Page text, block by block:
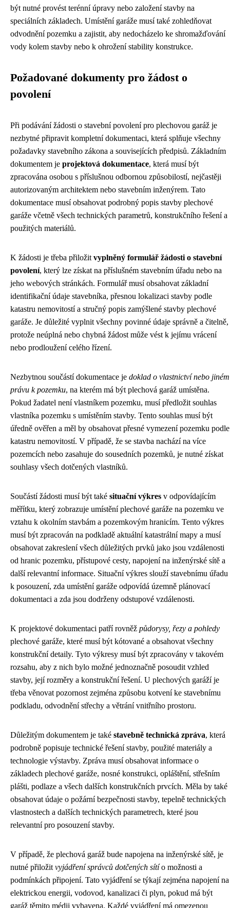
být nutné provést terénní úpravy nebo založení stavby na
speciálních základech. Umístění garáže musí také zohledňovat
odvodnění pozemku a zajistit, aby nedocházelo ke shromažďování
vody kolem stavby nebo k ohrožení stability konstrukce.
Požadované dokumenty pro žádost o
povolení
Při podávání žádosti o stavební povolení pro plechovou garáž je
nezbytné připravit kompletní dokumentaci, která splňuje všechny
požadavky stavebního zákona a souvisejících předpisů. Základním
dokumentem je projektová dokumentace, která musí být
zpracována osobou s příslušnou odbornou způsobilostí, nejčastěji
autorizovaným architektem nebo stavebním inženýrem. Tato
dokumentace musí obsahovat podrobný popis stavby plechové
garáže včetně všech technických parametrů, konstrukčního řešení a
použitých materiálů.
K žádosti je třeba přiložit vyplněný formulář žádosti o stavební
povolení, který lze získat na příslušném stavebním úřadu nebo na
jeho webových stránkách. Formulář musí obsahovat základní
identifikační údaje stavebníka, přesnou lokalizaci stavby podle
katastru nemovitostí a stručný popis zamýšlené stavby plechové
garáže. Je důležité vyplnit všechny povinné údaje správně a čitelně,
protože neúplná nebo chybná žádost může vést k jejímu vrácení
nebo prodloužení celého řízení.
Nezbytnou součástí dokumentace je doklad o vlastnictví nebo jiném
právu k pozemku, na kterém má být plechová garáž umístěna.
Pokud žadatel není vlastníkem pozemku, musí předložit souhlas
vlastníka pozemku s umístěním stavby. Tento souhlas musí být
úředně ověřen a měl by obsahovat přesné vymezení pozemku podle
katastru nemovitostí. V případě, že se stavba nachází na více
pozemcích nebo zasahuje do sousedních pozemků, je nutné získat
souhlasy všech dotčených vlastníků.
Součástí žádosti musí být také situační výkres v odpovídajícím
měřítku, který zobrazuje umístění plechové garáže na pozemku ve
vztahu k okolním stavbám a pozemkovým hranicím. Tento výkres
musí být zpracován na podkladě aktuální katastrální mapy a musí
obsahovat zakreslení všech důležitých prvků jako jsou vzdálenosti
od hranic pozemku, přístupové cesty, napojení na inženýrské sítě a
další relevantní informace. Situační výkres slouží stavebnímu úřadu
k posouzení, zda umístění garáže odpovídá územně plánovací
dokumentaci a zda jsou dodrženy odstupové vzdálenosti.
K projektové dokumentaci patří rovněž půdorysy, řezy a pohledy
plechové garáže, které musí být kótované a obsahovat všechny
konstrukční detaily. Tyto výkresy musí být zpracovány v takovém
rozsahu, aby z nich bylo možné jednoznačně posoudit vzhled
stavby, její rozměry a konstrukční řešení. U plechových garáží je
třeba věnovat pozornost zejména způsobu kotvení ke stavebnímu
podkladu, odvodnění střechy a větrání vnitřního prostoru.
Důležitým dokumentem je také stavebně technická zpráva, která
podrobně popisuje technické řešení stavby, použité materiály a
technologie výstavby. Zpráva musí obsahovat informace o
základech plechové garáže, nosné konstrukci, opláštění, střešním
plášti, podlaze a všech dalších konstrukčních prvcích. Měla by také
obsahovat údaje o požární bezpečnosti stavby, tepelně technických
vlastnostech a dalších technických parametrech, které jsou
relevantní pro posouzení stavby.
V případě, že plechová garáž bude napojena na inženýrské sítě, je
nutné přiložit vyjádření správců dotčených sítío možnosti a
podmínkách připojení. Tato vyjádření se týkají zejména napojení na
elektrickou energii, vodovod, kanalizaci či plyn, pokud má být
garáž těmito médii vybavena. Každé vyjádření má omezenou